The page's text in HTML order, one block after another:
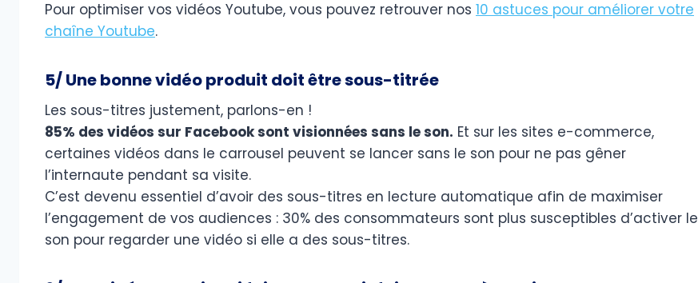
Pour optimiser vos vidéos Youtube, vous pouvez retrouver nos 10 astuces pour améliorer votre
chaîne Youtube.
5/ Une bonne vidéo produit doit être sous-titrée
Les sous-titres justement, parlons-en !
85% des vidéos sur Facebook sont visionnées sans le son. Et sur les sites e-commerce,
certaines vidéos dans le carrousel peuvent se lancer sans le son pour ne pas gêner
l’internaute pendant sa visite.
C’est devenu essentiel d’avoir des sous-titres en lecture automatique afin de maximiser
l’engagement de vos audiences : 30% des consommateurs sont plus susceptibles d’activer le
son pour regarder une vidéo si elle a des sous-titres.